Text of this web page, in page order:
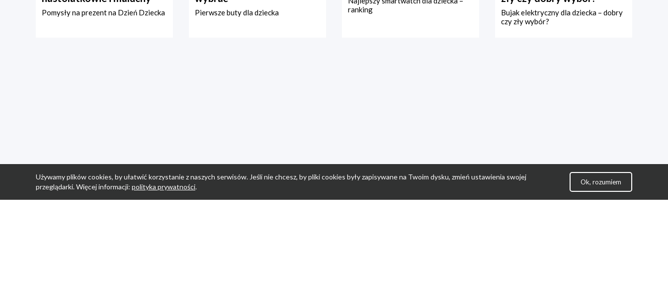
Pomysły na prezent na Dzień Dziecka Pierwsze buty dla dziecka
ranking
Bujak elektryczny dla dziecka – dobry
czy zły wybór?
Używamy plików cookies, by ułatwić korzystanie z naszych serwisów. Jeśli nie chcesz, by pliki cookies były zapisywane na Twoim dysku, zmień ustawienia swojej
przeglądarki. Więcej informacji: polityka prywatności.
Ok, rozumiem